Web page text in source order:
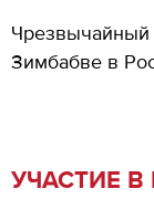
Зимбабве в
УЧАСТИЕ